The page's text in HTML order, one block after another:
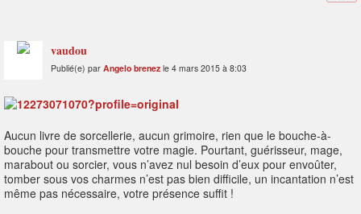
vaudou
Publié(e) par Angelo brenez le 4 mars 2015 à 8:03
Aucun livre de sorcellerie, aucun grimoire, rien que le bouche-à-
bouche pour transmettre votre magie. Pourtant, guérisseur, mage,
marabout ou sorcier, vous n’avez nul besoin d’eux pour envoûter,
tomber sous vos charmes n’est pas bien difficile, un incantation n’est
même pas nécessaire, votre présence suffit !